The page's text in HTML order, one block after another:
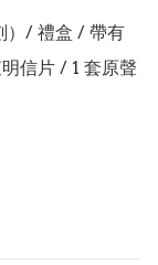
）/ 禮盒 / 帶有
信片 / 1 套原聲